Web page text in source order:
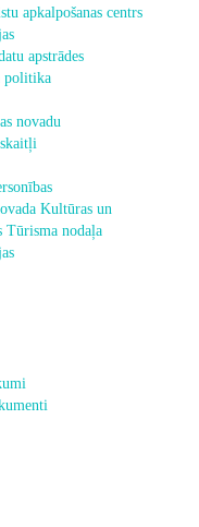
apkalpošanas centrs
apstrādes
politika
novadu
Kultūras un
Tūrisma nodaļa